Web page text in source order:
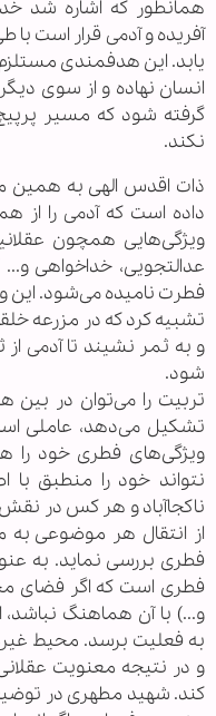
همانطور که اشاره شد
آفریده و آدمی قرار است
یابد. این هدفمندی
انسان نهاده و از سوی
گرفته شود که مسیر
نکند.
ذات اقدس الهی به همین
داده است که آدمی را از
ویژگی‌هایی همچون
عدالتجویی، خداخواهی
فطرت نامیده می‌شود. این
تشبیه کرد که در مزرعه
و به ثمر نشیند تا آدمی
شود.
تربیت را می‌توان در بین
تشکیل می‌دهد، عاملی
ویژگی‌های فطری خود را
نتواند خود را منطبق
ناکجاآباد و هر کس در
از انتقال هر موضوعی به
فطری بررسی نماید. به
فطری است که اگر فضای
و...) با آن هماهنگ
به فعلیت برسد. محیط
و در نتیجه معنویت
کند. شهید مطهری در